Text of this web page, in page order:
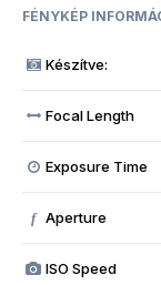
FÉNYKÉP
Készítve:
Focal Length
Exposure Time
f Aperture
ISO Speed